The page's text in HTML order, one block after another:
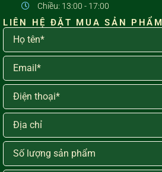
Chiều: 13:00 - 17:00
LIÊN HỆ ĐẶT MUA SẢN PHẨM